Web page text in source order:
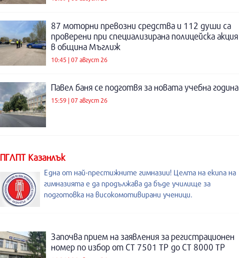
87 моторни превозни средства и 112 души са
проверени при специализирана полицейска акция
в община Мъглиж
10:45 | 07 август 26
Павел баня се подготвя за новата учебна година
15:59 | 07 август 26
ПГЛПТ Казанлък
Една от най-престижните гимназии! Целта на екипа на
гимназията е да продължава да бъде училище за
подготовка на високомотивирани ученици.
Започва прием на заявления за регистрационен
номер по избор от СТ 7501 ТР до СТ 8000 ТР